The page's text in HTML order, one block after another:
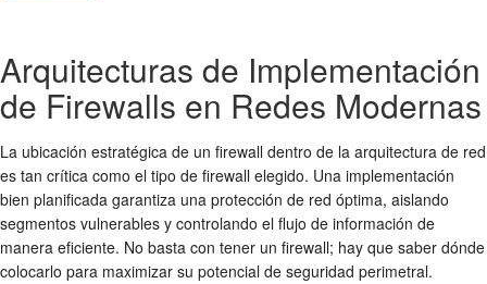
Arquitecturas de Implementación
de Firewalls en Redes Modernas
La ubicación estratégica de un firewall dentro de la arquitectura de red
es tan crítica como el tipo de firewall elegido. Una implementación
bien planificada garantiza una protección de red óptima, aislando
segmentos vulnerables y controlando el flujo de información de
manera eficiente. No basta con tener un firewall; hay que saber dónde
colocarlo para maximizar su potencial de seguridad perimetral.